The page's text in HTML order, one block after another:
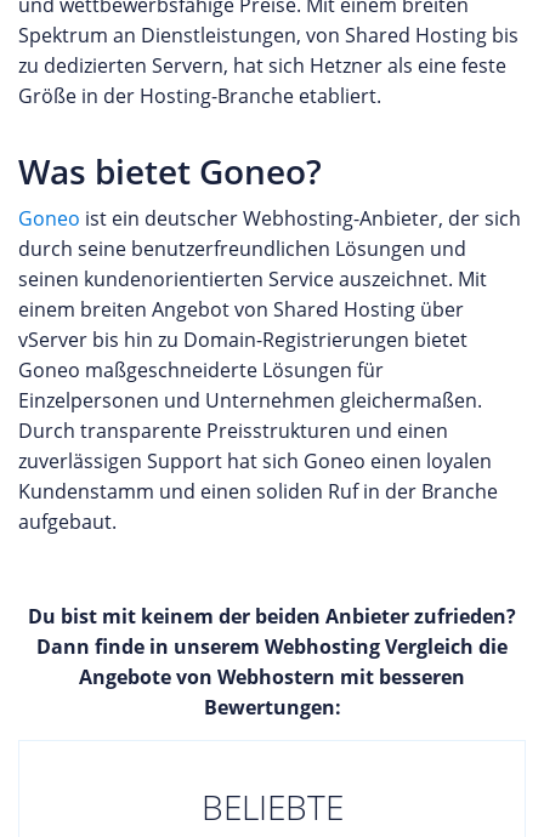
Spektrum an Dienstleistungen, von Shared Hosting bis
zu dedizierten Servern, hat sich Hetzner als eine feste
Größe in der Hosting-Branche etabliert.
Was bietet Goneo?
Goneo ist ein deutscher Webhosting-Anbieter, der sich
durch seine benutzerfreundlichen Lösungen und
seinen kundenorientierten Service auszeichnet. Mit
einem breiten Angebot von Shared Hosting über
vServer bis hin zu Domain-Registrierungen bietet
Goneo maßgeschneiderte Lösungen für
Einzelpersonen und Unternehmen gleichermaßen.
Durch transparente Preisstrukturen und einen
zuverlässigen Support hat sich Goneo einen loyalen
Kundenstamm und einen soliden Ruf in der Branche
aufgebaut.
Du bist mit keinem der beiden Anbieter zufrieden?
Dann finde in unserem Webhosting Vergleich die
Angebote von Webhostern mit besseren
Bewertungen:
BELIEBTE